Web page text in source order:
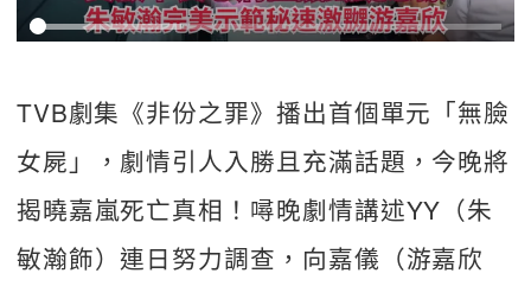
TVB劇集《非份之罪》播出首個單元「無臉
女屍」，劇情引人入勝且充滿話題，今晚將
揭曉嘉嵐死亡真相！噚晚劇情講述YY（朱
敏瀚飾）連日努力調查，向嘉儀（游嘉欣